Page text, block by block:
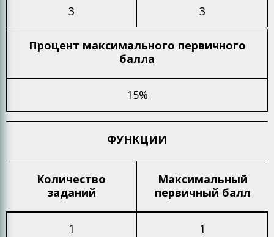
3 3
Процент максимального первичного
балла
15%
ФУНКЦИИ
Количество
заданий
Максимальный
первичный балл
1 1